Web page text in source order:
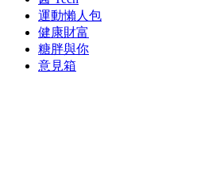
運動懶人包
健康財富
糖胖與你
意見箱